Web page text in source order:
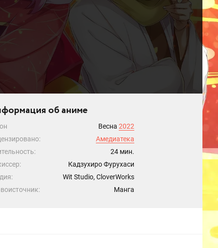
об аниме
Весна 2022
Амедиатека
24 мин.
Кадзухиро Фурухаси
Wit Studio, CloverWorks
Манга